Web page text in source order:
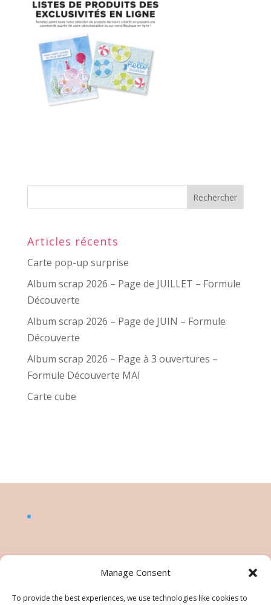
Manage Consent
To provide the best experiences, we use technologies like cookies to
Articles récents
Carte pop-up surprise
Album scrap 2026 – Page de JUILLET – Formule
Découverte
Album scrap 2026 – Page de JUIN – Formule
Découverte
Album scrap 2026 – Page à 3 ouvertures –
Formule Découverte MAI
Carte cube